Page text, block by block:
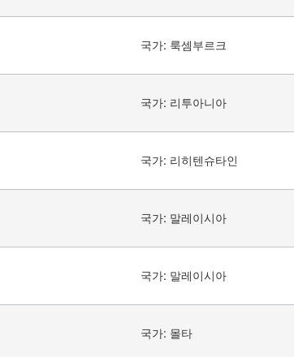
국가: 룩셈부르크
국가: 리투아니아
국가: 리히텐슈타인
국가: 말레이시아
국가: 말레이시아
국가: 몰타